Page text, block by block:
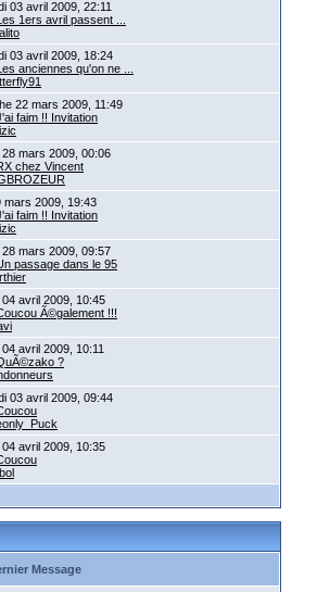
03 avril 2009, 22:11
1ers avril passent ...
03 avril 2009, 18:24
anciennes qu'on ne ...
22 mars 2009, 11:49
faim !! Invitation
mars 2009, 00:06
chez Vincent
mars 2009, 19:43
faim !! Invitation
mars 2009, 09:57
passage dans le 95
avril 2009, 10:45
Ã©galement !!!
avril 2009, 10:11
?
03 avril 2009, 09:44
avril 2009, 10:35
Message